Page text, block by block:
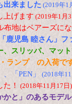
出来ました (2019年1
上げます (2019年1月
地はベアーズに
児島 睦さん」フ
、スリッパ、マッ
ランプ の入荷で
「PEN」 (2018年
！ (2018年11月17日)
かと」のあるモデ